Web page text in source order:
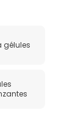
gélules